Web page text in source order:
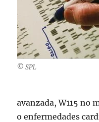
© SPL
avanzada, W115 no
o enfermedades